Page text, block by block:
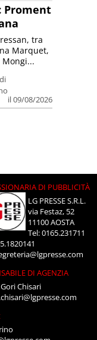
Proment
di
il 09/08/2026
tra
Marquet,
DI PUBBLICITÀ
LG PRESSE S.R.L.
via Festaz, 52
11100 AOSTA
Tel: 0165.231711
DI AGENZIA
Chisari